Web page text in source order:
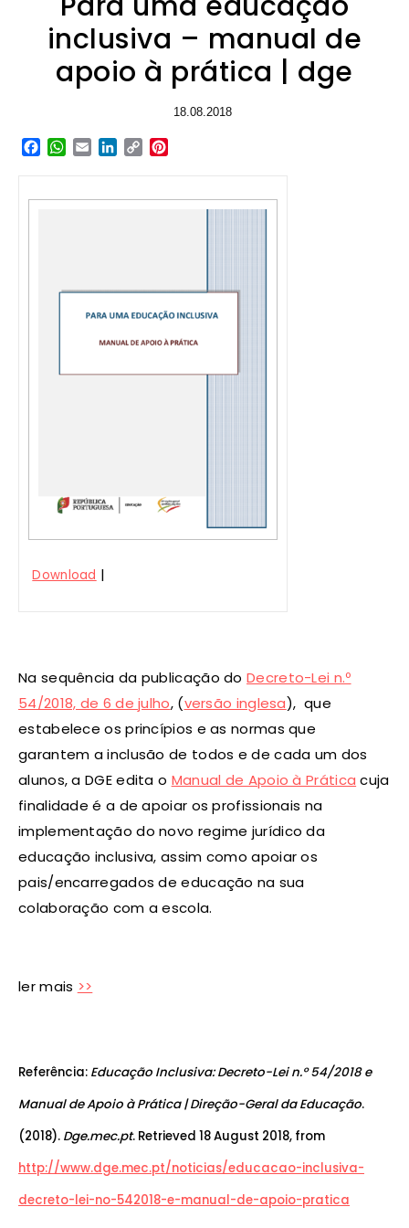
inclusiva – manual de
apoio à prática | dge
18.08.2018
Facebook
WhatsApp
EmailLinkedIn
Copy
Download |
Na sequência da publicação doDecreto-Lei n.º
54/2018, de 6 de julho, (versão inglesa), que
estabelece os princípios e as normas que
garantem a inclusão de todos e de cada um dos
alunos, a DGE edita o Manual de Apoio à Prática cuja
finalidade é a de apoiar os profissionais na
implementação do novo regime jurídico da
educação inclusiva, assim como apoiar os
pais/encarregados de educação na sua
colaboração com a escola.
ler mais >>
Referência: Educação Inclusiva: Decreto-Lei n.º 54/2018 e
Manual de Apoio à Prática | Direção-Geral da Educação.
(2018). Dge.mec.pt. Retrieved 18 August 2018, from
http://www.dge.mec.pt/noticias/educacao-inclusiva-
decreto-lei-no-542018-e-manual-de-apoio-pratica